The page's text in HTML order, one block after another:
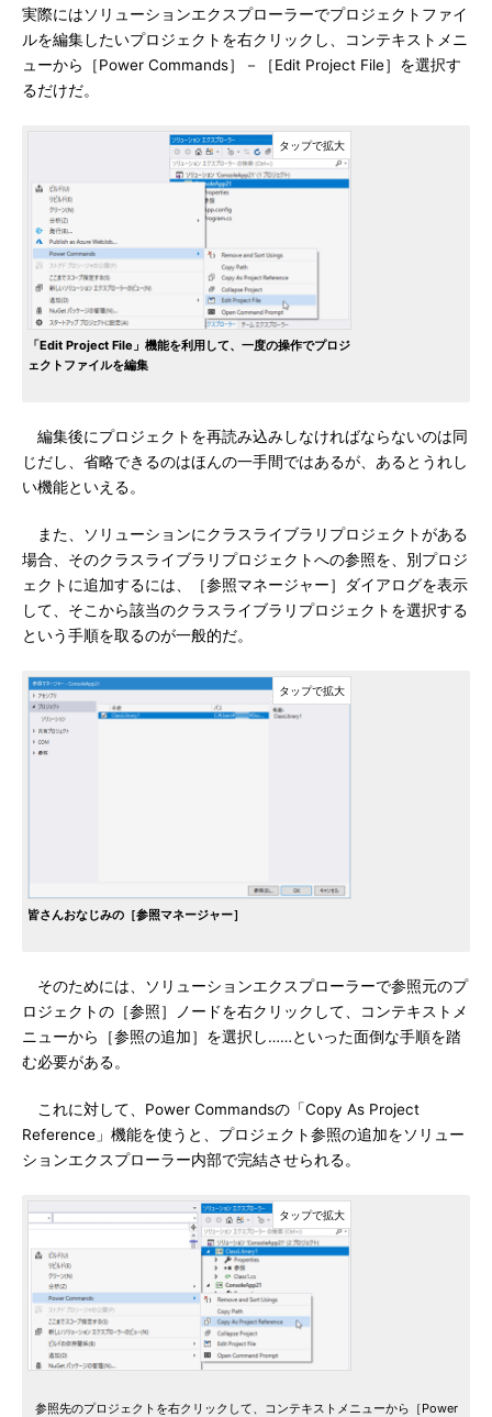
実際にはソリューションエクスプローラーでプロジェクトファイ
ルを編集したいプロジェクトを右クリックし、コンテキストメニ
ューから［Power Commands］－［Edit Project File］を選択す
るだけだ。
「Edit Project File」機能を利用して、一度の操作でプロジ
ェクトファイルを編集
編集後にプロジェクトを再読み込みしなければならないのは同
じだし、省略できるのはほんの一手間ではあるが、あるとうれし
い機能といえる。
また、ソリューションにクラスライブラリプロジェクトがある
場合、そのクラスライブラリプロジェクトへの参照を、別プロジ
ェクトに追加するには、［参照マネージャー］ダイアログを表示
して、そこから該当のクラスライブラリプロジェクトを選択する
という手順を取るのが一般的だ。
皆さんおなじみの［参照マネージャー］
そのためには、ソリューションエクスプローラーで参照元のプ
ロジェクトの［参照］ノードを右クリックして、コンテキストメ
ニューから［参照の追加］を選択し……といった面倒な手順を踏
む必要がある。
これに対して、Power Commandsの「Copy As Project
Reference」機能を使うと、プロジェクト参照の追加をソリュー
ションエクスプローラー内部で完結させられる。
参照先のプロジェクトを右クリックして、コンテキストメニューから［Power